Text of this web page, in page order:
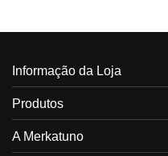
Informação da Loja
Produtos
A Merkatuno